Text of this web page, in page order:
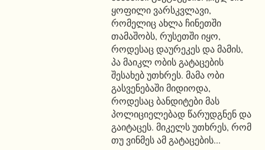
ყოფილი ვარსკვლავი,
რომელიც ახლა ჩინეთში
თამაშობს, რუსეთში იყო,
როდესაც დაურეკეს და მამის,
პა მაიკლ ობის გატაცების
შესახებ უთხრეს. მამა ობი
გასვენებაში მიდიოდა,
როდესაც ბანდიტები მას
პოლიციელებად წარუდგნენ და
გაიტაცეს. მიკელს უთხრეს, რომ
თუ ვინმეს ამ გატაცების...